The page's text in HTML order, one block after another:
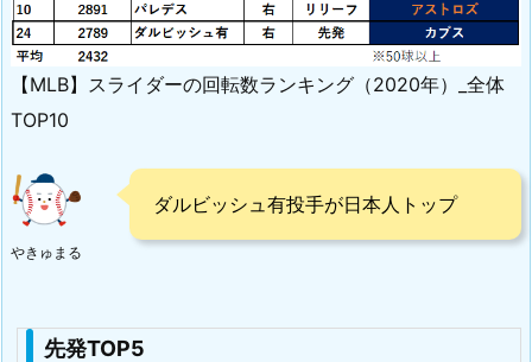
【MLB】スライダーの回転数ランキング（2020年）_全体
TOP10
やきゅまる
ダルビッシュ有投手が日本人トップ
先発TOP5